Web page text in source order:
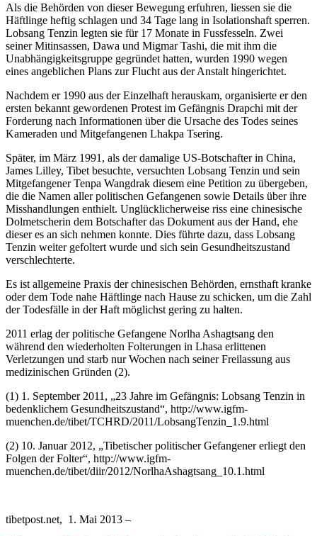
Als die Behörden von dieser Bewegung erfuhren, liessen sie die
Häftlinge heftig schlagen und 34 Tage lang in Isolationshaft sperren.
Lobsang Tenzin legten sie für 17 Monate in Fussfesseln. Zwei
seiner Mitinsassen, Dawa und Migmar Tashi, die mit ihm die
Unabhängigkeitsgruppe gegründet hatten, wurden 1990 wegen
eines angeblichen Plans zur Flucht aus der Anstalt hingerichtet.
Nachdem er 1990 aus der Einzelhaft herauskam, organisierte er den
ersten bekannt gewordenen Protest im Gefängnis Drapchi mit der
Forderung nach Informationen über die Ursache des Todes seines
Kameraden und Mitgefangenen Lhakpa Tsering.
Später, im März 1991, als der damalige US-Botschafter in China,
James Lilley, Tibet besuchte, versuchten Lobsang Tenzin und sein
Mitgefangener Tenpa Wangdrak diesem eine Petition zu übergeben,
die die Namen aller politischen Gefangenen sowie Details über ihre
Misshandlungen enthielt. Unglücklicherweise riss eine chinesische
Dolmetscherin dem Botschafter das Dokument aus der Hand, ehe
dieser es an sich nehmen konnte. Dies führte dazu, dass Lobsang
Tenzin weiter gefoltert wurde und sich sein Gesundheitszustand
verschlechterte.
Es ist allgemeine Praxis der chinesischen Behörden, ernsthaft kranke
oder dem Tode nahe Häftlinge nach Hause zu schicken, um die Zahl
der Todesfälle in der Haft möglichst gering zu halten.
2011 erlag der politische Gefangene Norlha Ashagtsang den
während den wiederholten Folterungen in Lhasa erlittenen
Verletzungen und starb nur Wochen nach seiner Freilassung aus
medizinischen Gründen (2).
(1) 1. September 2011, „23 Jahre im Gefängnis: Lobsang Tenzin in
bedenklichem Gesundheitszustand“, http://www.igfm-
muenchen.de/tibet/TCHRD/2011/LobsangTenzin_1.9.html
(2) 10. Januar 2012, „Tibetischer politischer Gefangener erliegt den
Folgen der Folter“, http://www.igfm-
muenchen.de/tibet/diir/2012/NorlhaAshagtsang_10.1.html
tibetpost.net, 1. Mai 2013 –